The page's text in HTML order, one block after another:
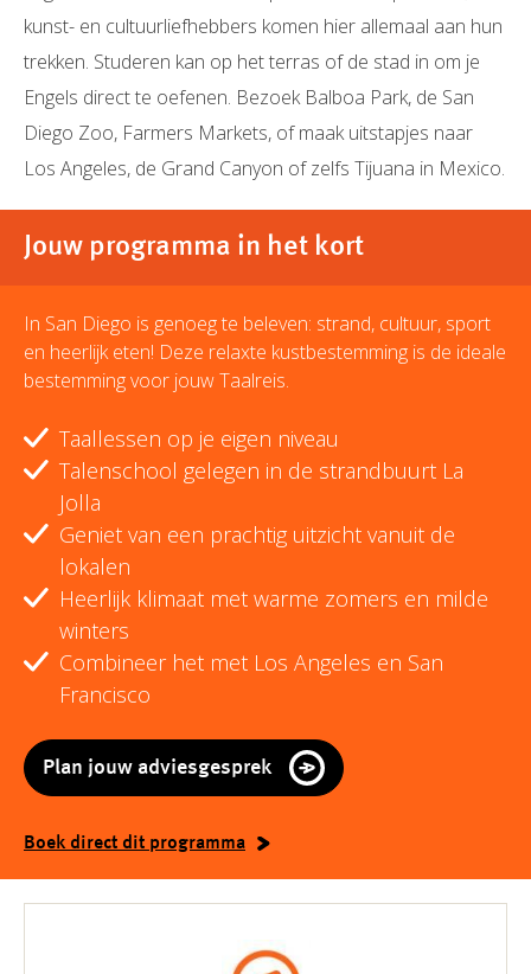
kunst- en cultuurliefhebbers komen hier allemaal aan hun
trekken. Studeren kan op het terras of de stad in om je
Engels direct te oefenen. Bezoek Balboa Park, de San
Diego Zoo, Farmers Markets, of maak uitstapjes naar
Los Angeles, de Grand Canyon of zelfs Tijuana in Mexico.
Jouw programma in het kort
In San Diego is genoeg te beleven: strand, cultuur, sport
en heerlijk eten! Deze relaxte kustbestemming is de ideale
bestemming voor jouw Taalreis.
Taallessen op je eigen niveau
Talenschool gelegen in de strandbuurt La
Jolla
Geniet van een prachtig uitzicht vanuit de
lokalen
Heerlijk klimaat met warme zomers en milde
winters
Combineer het met Los Angeles en San
Francisco
Plan jouw adviesgesprek
Boek direct dit programma